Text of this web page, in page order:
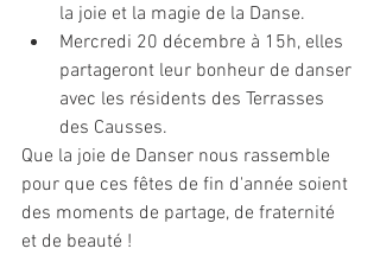
la joie et la magie de la Danse.
Mercredi 20 décembre à 15h, elles
partageront leur bonheur de danser
avec les résidents des Terrasses
des Causses.
Que la joie de Danser nous rassemble
pour que ces fêtes de fin d'année soient
des moments de partage, de fraternité
et de beauté !